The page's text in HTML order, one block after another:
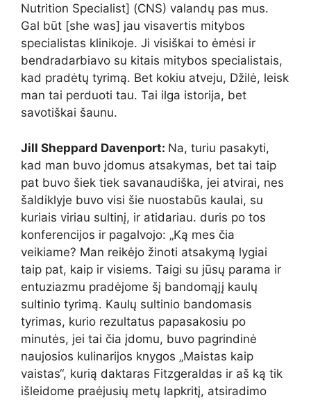
Nutrition Specialist] (CNS) valandų pas mus.
Gal būt [she was] jau visavertis mitybos
specialistas klinikoje. Ji visiškai to ėmėsi ir
bendradarbiavo su kitais mitybos specialistais,
kad pradėtų tyrimą. Bet kokiu atveju, Džilė, leisk
man tai perduoti tau. Tai ilga istorija, bet
savotiškai šaunu.
Jill Sheppard Davenport: Na, turiu pasakyti,
kad man buvo įdomus atsakymas, bet tai taip
pat buvo šiek tiek savanaudiška, jei atvirai, nes
šaldiklyje buvo visi šie nuostabūs kaulai, su
kuriais viriau sultinį, ir atidariau. duris po tos
konferencijos ir pagalvojo: „Ką mes čia
veikiame? Man reikėjo žinoti atsakymą lygiai
taip pat, kaip ir visiems. Taigi su jūsų parama ir
entuziazmu pradėjome šį bandomąjį kaulų
sultinio tyrimą. Kaulų sultinio bandomasis
tyrimas, kurio rezultatus papasakosiu po
minutės, jei tai čia įdomu, buvo pagrindinė
naujosios kulinarijos knygos „Maistas kaip
vaistas“, kurią daktaras Fitzgeraldas ir aš ką tik
išleidome praėjusių metų lapkritį, atsiradimo